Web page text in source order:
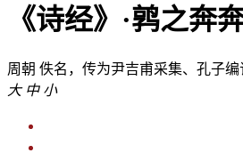
《诗经》·鹑之奔
周朝 佚名，传为尹吉甫采集、孔子编
大 中 小